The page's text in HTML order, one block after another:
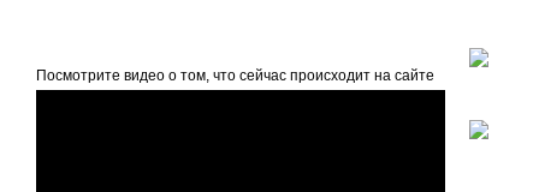
Посмотрите видео о том, что сейчас происходит на сайте